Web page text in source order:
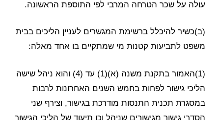
עולה על שכר הטרחה המרבי לפי התוספת הראשונה.
(ב)כשיר להיכלל ברשימת המגשרים לעניין הליכים בבית
משפט לתביעות קטנות מי שמתקיים בו אחד מאלה:
(1)האמור בתקנת משנה (א)(1) עד (4) והוא ניהל שישה
הליכי גישור לפחות בחמש השנים האחרונות לרבות
במסגרת תכנית התנסות מודרכת בגישור, וצירף שני
הסדרי גישור מגישורים שניהל וכן תיעוד של הליכי הגישור